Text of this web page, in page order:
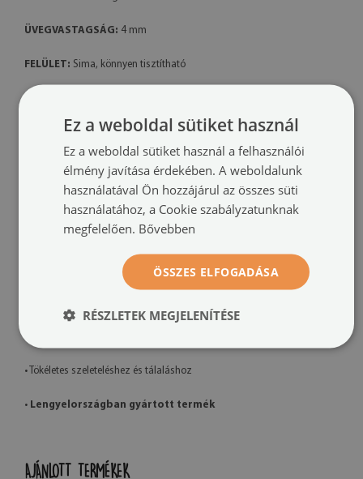
ÜVEGVASTAGSÁG: 4 mm
FELÜLET: Sima, könnyen tisztítható
A termék jellemzői:
• Praktikus vágódeszka nyomtatott mintával
• Könnyen tisztán tartható – higiénikus felület
• Használható konyhai munkalap védőként is
• Tökéletes szeleteléshez és tálaláshoz
• Lengyelországban gyártott termék
AJÁNLOTT TERMÉKEK
Ez a weboldal sütiket használ
Ez a weboldal sütiket használ a felhasználói
élmény javítása érdekében. A weboldalunk
használatával Ön hozzájárul az összes süti
használatához, a Cookie szabályzatunknak
megfelelően. Bővebben
ÖSSZES ELFOGADÁSA
RÉSZLETEK MEGJELENÍTÉSE